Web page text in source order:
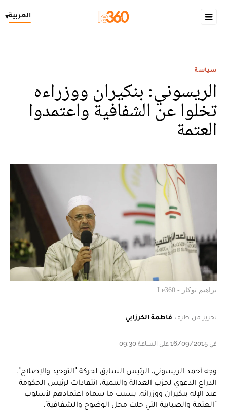
العربية▾
سياسة
الريسوني: بنكيران ووزراءه
تخلوا عن الشفافية واعتمدوا
العتمة
براهيم توكار - Le360
تحرير من طرف فاطمة الكرزابي
في 16/09/2015 على الساعة 09:30
وجه أحمد الريسوني، الرئيس السابق لحركة "التوحيد والإصلاح"،
الذراع الدعوي لحزب العدالة والتنمية، انتقادات لرئيس الحكومة
عبد الإله بنكيران ووزرائه، بسبب ما سماه اعتمادهم لأسلوب
"العتمة والضبابية التي حلت محل الوضوح والشفافية".